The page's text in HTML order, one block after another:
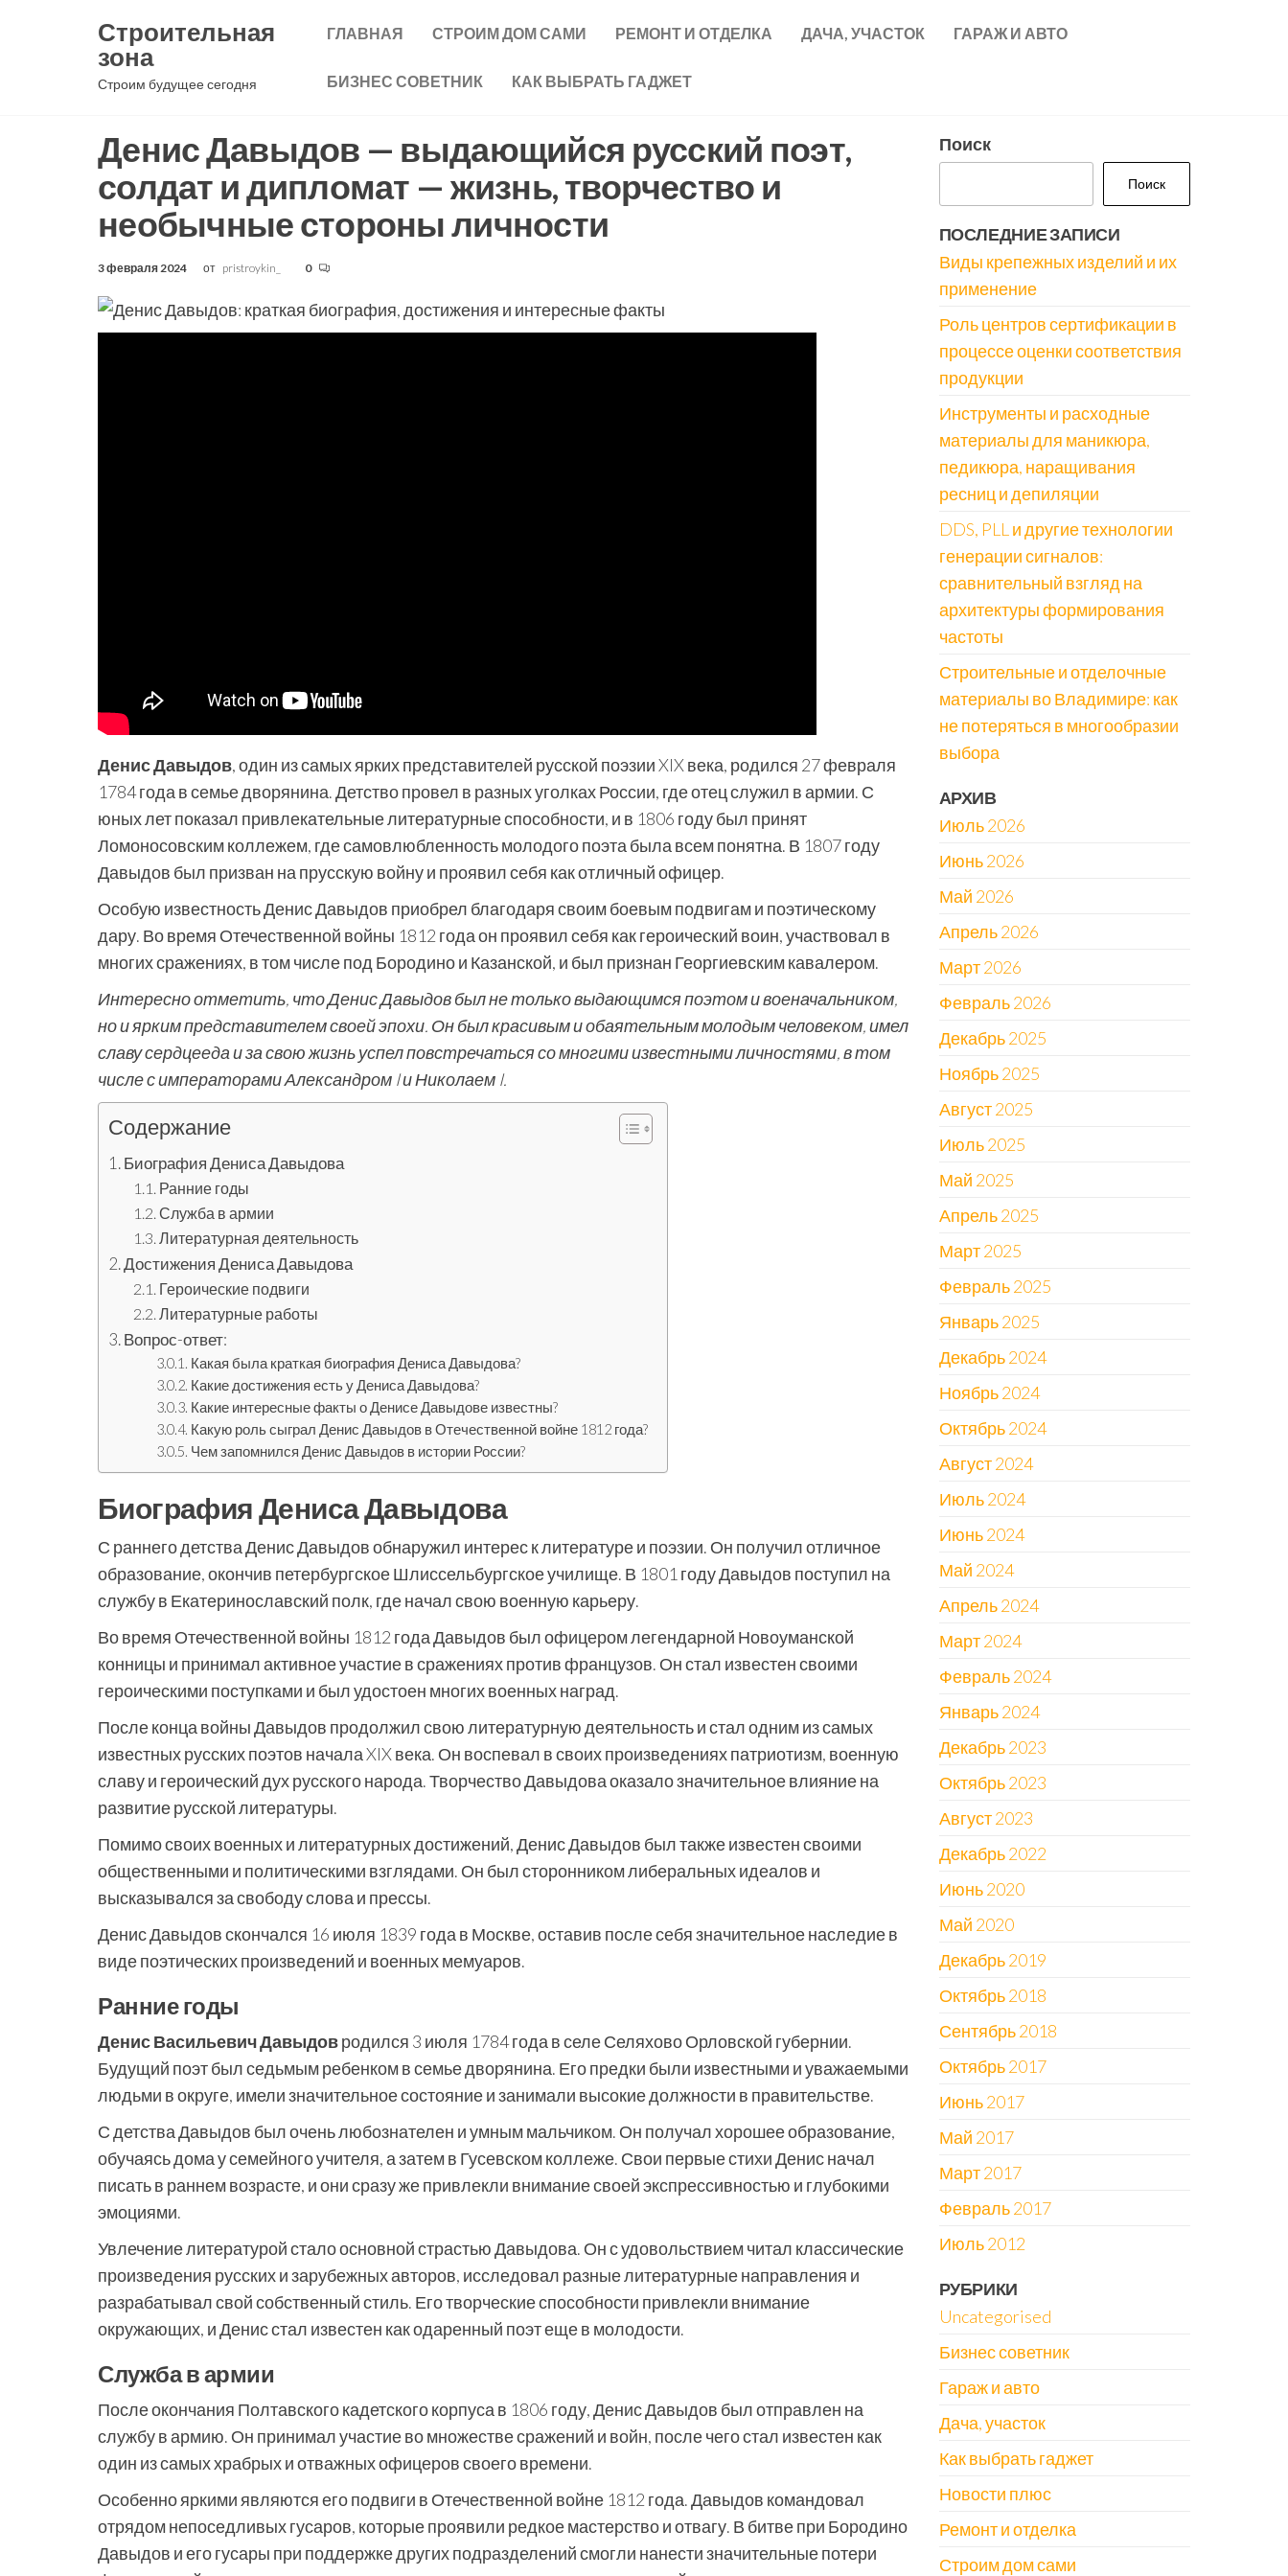
содержимому
Строительная
зона
Строим будущее сегодня
ГЛАВНАЯ СТРОИМ ДОМ САМИ РЕМОНТ И ОТДЕЛКА ДАЧА, УЧАСТОК ГАРАЖ И АВТО
БИЗНЕС СОВЕТНИК КАК ВЫБРАТЬ ГАДЖЕТ
Денис Давыдов — выдающийся русский поэт,
солдат и дипломат — жизнь, творчество и
необычные стороны личности
3 февраля 2024 от pristroykin_ 0
Денис Давыдов, один из самых ярких представителей русской поэзии XIX века, родился 27 февраля
1784 года в семье дворянина. Детство провел в разных уголках России, где отец служил в армии. С
юных лет показал привлекательные литературные способности, и в 1806 году был принят
Ломоносовским коллежем, где самовлюбленность молодого поэта была всем понятна. В 1807 году
Давыдов был призван на прусскую войну и проявил себя как отличный офицер.
Особую известность Денис Давыдов приобрел благодаря своим боевым подвигам и поэтическому
дару. Во время Отечественной войны 1812 года он проявил себя как героический воин, участвовал в
многих сражениях, в том числе под Бородино и Казанской, и был признан Георгиевским кавалером.
Интересно отметить, что Денис Давыдов был не только выдающимся поэтом и военачальником,
но и ярким представителем своей эпохи. Он был красивым и обаятельным молодым человеком, имел
славу сердцееда и за свою жизнь успел повстречаться со многими известными личностями, в том
числе с императорами Александром I и Николаем I.
Содержание
Биография Дениса Давыдова
Ранние годы
Служба в армии
Литературная деятельность
Достижения Дениса Давыдова
Героические подвиги
Литературные работы
Вопрос-ответ:
Какая была краткая биография Дениса Давыдова?
Какие достижения есть у Дениса Давыдова?
Какие интересные факты о Денисе Давыдове известны?
Какую роль сыграл Денис Давыдов в Отечественной войне 1812 года?
Чем запомнился Денис Давыдов в истории России?
Биография Дениса Давыдова
С раннего детства Денис Давыдов обнаружил интерес к литературе и поэзии. Он получил отличное
образование, окончив петербургское Шлиссельбургское училище. В 1801 году Давыдов поступил на
службу в Екатеринославский полк, где начал свою военную карьеру.
Во время Отечественной войны 1812 года Давыдов был офицером легендарной Новоуманской
конницы и принимал активное участие в сражениях против французов. Он стал известен своими
героическими поступками и был удостоен многих военных наград.
После конца войны Давыдов продолжил свою литературную деятельность и стал одним из самых
известных русских поэтов начала XIX века. Он воспевал в своих произведениях патриотизм, военную
славу и героический дух русского народа. Творчество Давыдова оказало значительное влияние на
развитие русской литературы.
Помимо своих военных и литературных достижений, Денис Давыдов был также известен своими
общественными и политическими взглядами. Он был сторонником либеральных идеалов и
высказывался за свободу слова и прессы.
Денис Давыдов скончался 16 июля 1839 года в Москве, оставив после себя значительное наследие в
виде поэтических произведений и военных мемуаров.
Ранние годы
Денис Васильевич Давыдовродился 3 июля 1784 года в селе Селяхово Орловской губернии.
Будущий поэт был седьмым ребенком в семье дворянина. Его предки были известными и уважаемыми
людьми в округе, имели значительное состояние и занимали высокие должности в правительстве.
С детства Давыдов был очень любознателен и умным мальчиком. Он получал хорошее образование,
обучаясь дома у семейного учителя, а затем в Гусевском коллеже. Свои первые стихи Денис начал
писать в раннем возрасте, и они сразу же привлекли внимание своей экспрессивностью и глубокими
эмоциями.
Увлечение литературой стало основной страстью Давыдова. Он с удовольствием читал классические
произведения русских и зарубежных авторов, исследовал разные литературные направления и
разрабатывал свой собственный стиль. Его творческие способности привлекли внимание
окружающих, и Денис стал известен как одаренный поэт еще в молодости.
Служба в армии
После окончания Полтавского кадетского корпуса в 1806 году, Денис Давыдов был отправлен на
службу в армию. Он принимал участие во множестве сражений и войн, после чего стал известен как
один из самых храбрых и отважных офицеров своего времени.
Особенно яркими являются его подвиги в Отечественной войне 1812 года. Давыдов командовал
отрядом непоседливых гусаров, которые проявили редкое мастерство и отвагу. В битве при Бородино
Давыдов и его гусары при поддержке других подразделений смогли нанести значительные потери
Поиск
Поиск
ПОСЛЕДНИЕ ЗАПИСИ
Виды крепежных изделий и их
применение
Роль центров сертификации в
процессе оценки соответствия
продукции
Инструменты и расходные
материалы для маникюра,
педикюра, наращивания
ресниц и депиляции
DDS, PLL и другие технологии
генерации сигналов:
сравнительный взгляд на
архитектуры формирования
частоты
Строительные и отделочные
материалы во Владимире: как
не потеряться в многообразии
выбора
АРХИВ
Июль 2026
Июнь 2026
Май 2026
Апрель 2026
Март 2026
Февраль 2026
Декабрь 2025
Ноябрь 2025
Август 2025
Июль 2025
Май 2025
Апрель 2025
Март 2025
Февраль 2025
Январь 2025
Декабрь 2024
Ноябрь 2024
Октябрь 2024
Август 2024
Июль 2024
Июнь 2024
Май 2024
Апрель 2024
Март 2024
Февраль 2024
Январь 2024
Декабрь 2023
Октябрь 2023
Август 2023
Декабрь 2022
Июнь 2020
Май 2020
Декабрь 2019
Октябрь 2018
Сентябрь 2018
Октябрь 2017
Июнь 2017
Май 2017
Март 2017
Февраль 2017
Июль 2012
РУБРИКИ
Uncategorised
Бизнес советник
Гараж и авто
Дача, участок
Как выбрать гаджет
Новости плюс
Ремонт и отделка
Строим дом сами